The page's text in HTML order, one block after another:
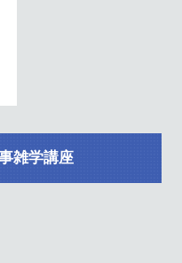
雑学講座